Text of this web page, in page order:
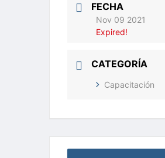
FECHA
Nov 09 2021
Expired!
CATEGORÍA
Capacitación